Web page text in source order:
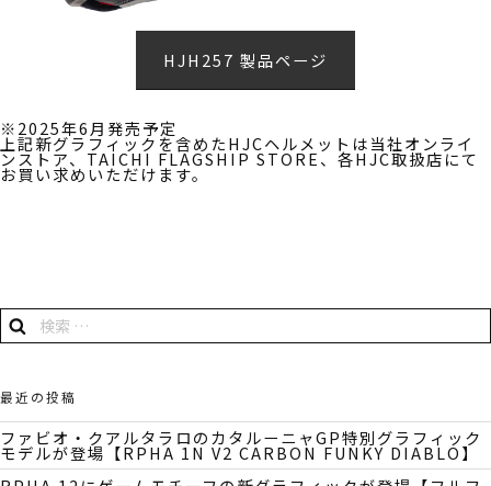
HJH257 製品ページ
※2025年6月発売予定
上記新グラフィックを含めたHJCヘルメットは当社オンライ
ンストア、TAICHI FLAGSHIP STORE、各HJC取扱店にて
お買い求めいただけます。
検
索:索
最近の投稿
ファビオ・クアルタラロのカタルーニャGP特別グラフィック
モデルが登場【RPHA 1N V2 CARBON FUNKY DIABLO】